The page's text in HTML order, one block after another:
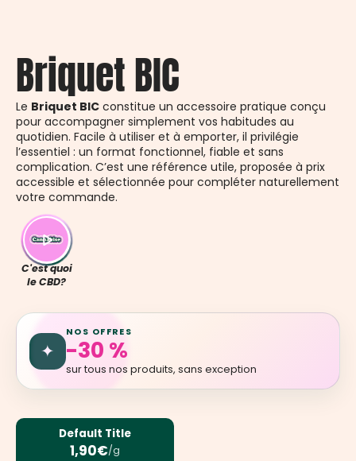
Briquet BIC
Le Briquet BIC constitue un accessoire pratique conçu
pour accompagner simplement vos habitudes au
quotidien. Facile à utiliser et à emporter, il privilégie
l’essentiel : un format fonctionnel, fiable et sans
complication. C’est une référence utile, proposée à prix
accessible et sélectionnée pour compléter naturellement
votre commande.
C'est quoi
le CBD?
✦
NOS OFFRES
-30 %
sur tous nos produits, sans exception
Default Title
1,90€/g